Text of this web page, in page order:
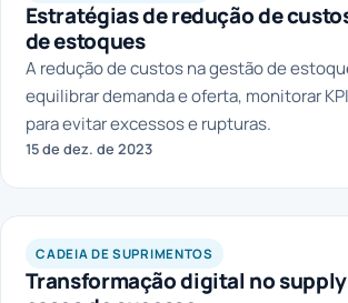
Estratégias de redução de
de estoques
A redução de custos na gestão de
equilibrar demanda e oferta, monitorar
para evitar excessos e rupturas.
15 de dez. de 2023
CADEIA DE SUPRIMENTOS
Transformação digital no